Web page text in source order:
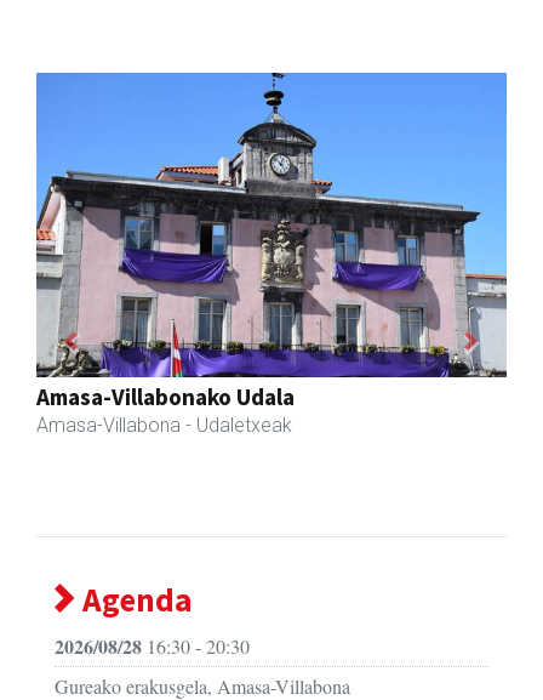
Iraola aholkularitza
Amasa-Villabona - Abokatuak
Previous Next
Agenda
2026/08/28 16:30 - 20:30
Gureako erakusgela, Amasa-Villabona